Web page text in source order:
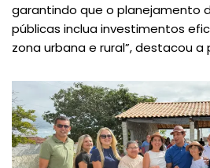
garantindo que o planejamento
públicas inclua investimentos
zona urbana e rural”, destacou a